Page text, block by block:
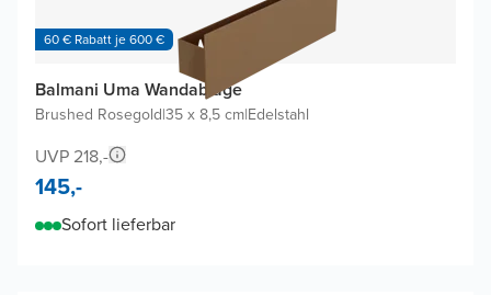
60 € Rabatt je 600 €
Balmani Uma Wandablage
Brushed Rosegold|35 x 8,5 cm|Edelstahl
UVP 218,-
145,-
Sofort lieferbar